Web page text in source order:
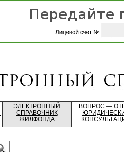
ЭЛЕКТРОННЫЙ
СПРАВОЧНИК
ЖИЛФОНДА
ВОПРОС —